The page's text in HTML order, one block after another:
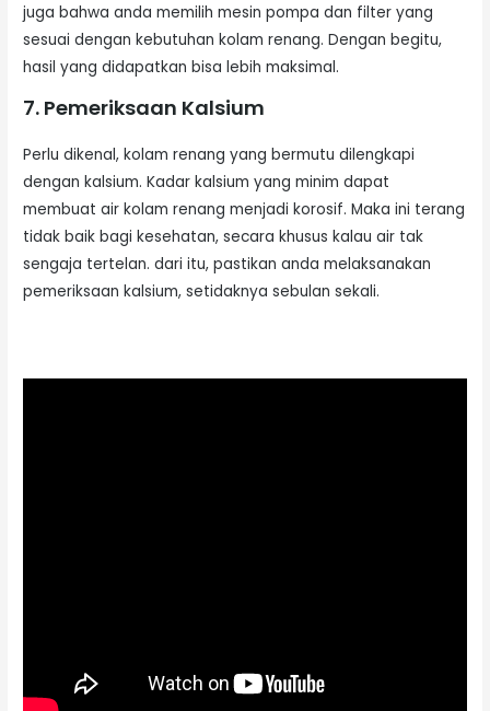
juga bahwa anda memilih mesin pompa dan filter yang
sesuai dengan kebutuhan kolam renang. Dengan begitu,
hasil yang didapatkan bisa lebih maksimal.
7. Pemeriksaan Kalsium
Perlu dikenal, kolam renang yang bermutu dilengkapi
dengan kalsium. Kadar kalsium yang minim dapat
membuat air kolam renang menjadi korosif. Maka ini terang
tidak baik bagi kesehatan, secara khusus kalau air tak
sengaja tertelan. dari itu, pastikan anda melaksanakan
pemeriksaan kalsium, setidaknya sebulan sekali.